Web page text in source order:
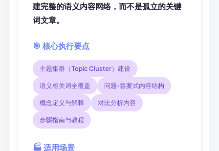
建完整的语义内容网络，而不是孤立的关键
词文章。
🎯 核心执行要点
主题集群（Topic Cluster）建设
语义相关词全覆盖 问题-答案式内容结构
概念定义与解释 对比分析内容
步骤指南与教程
🏭 适用场景